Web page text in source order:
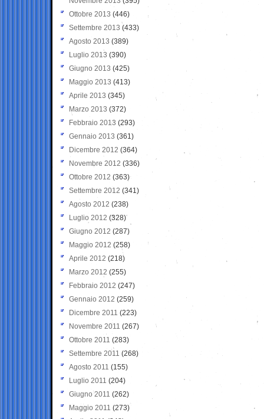
Ottobre 2013 (446)
Settembre 2013 (433)
Agosto 2013 (389)
Luglio 2013 (390)
Giugno 2013 (425)
Maggio 2013 (413)
Aprile 2013 (345)
Marzo 2013 (372)
Febbraio 2013 (293)
Gennaio 2013 (361)
Dicembre 2012 (364)
Novembre 2012 (336)
Ottobre 2012 (363)
Settembre 2012 (341)
Agosto 2012 (238)
Luglio 2012 (328)
Giugno 2012 (287)
Maggio 2012 (258)
Aprile 2012 (218)
Marzo 2012 (255)
Febbraio 2012 (247)
Gennaio 2012 (259)
Dicembre 2011 (223)
Novembre 2011 (267)
Ottobre 2011 (283)
Settembre 2011 (268)
Agosto 2011 (155)
Luglio 2011 (204)
Giugno 2011 (262)
Maggio 2011 (273)